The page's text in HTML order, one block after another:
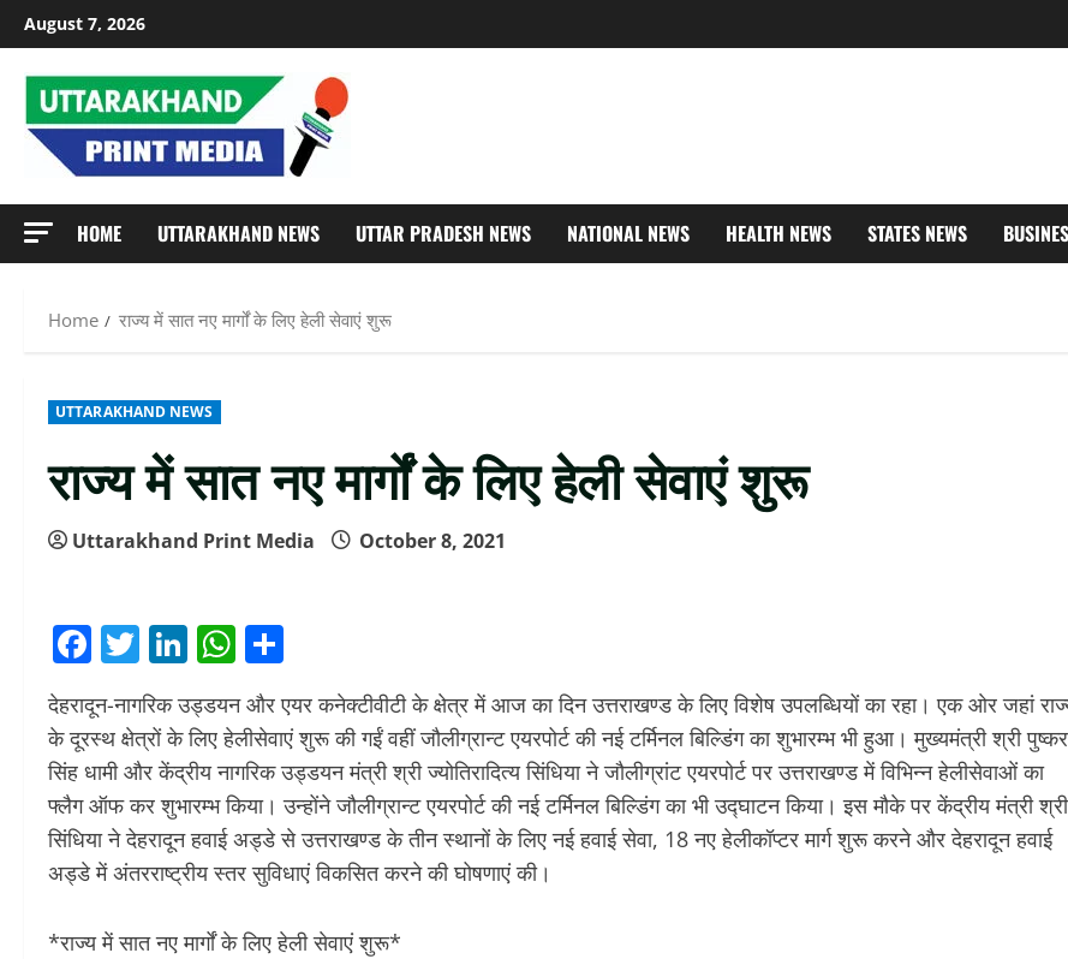
Skip
to
content
August 7, 2026
HOME UTTARAKHAND NEWS UTTAR PRADESH NEWS NATIONAL NEWS HEALTH NEWS STATES NEWS
Home राज्य में सात नए मार्गों के लिए हेली सेवाएं शुरू
UTTARAKHAND NEWS
राज्य में सात नए मार्गों के लिए हेली सेवाएं शुरू
Uttarakhand Print Media October 8, 2021
Facebook
Twitter
LinkedIn
WhatsApp
देहरादून-नागरिक उड्डयन और एयर कनेक्टीवीटी के क्षेत्र में आज का दिन उत्तराखण्ड के लिए विशेष उपलब्धियों का रहा। एक ओर जहां
के दूरस्थ क्षेत्रों के लिए हेलीसेवाएं शुरू की गईं वहीं जौलीग्रान्ट एयरपोर्ट की नई टर्मिनल बिल्डिंग का शुभारम्भ भी हुआ। मुख्यमंत्री श्री पुष्कर
सिंह धामी और केंद्रीय नागरिक उड्डयन मंत्री श्री ज्योतिरादित्य सिंधिया ने जौलीग्रांट एयरपोर्ट पर उत्तराखण्ड में विभिन्न हेलीसेवाओं का
फ्लैग ऑफ कर शुभारम्भ किया। उन्होंने जौलीग्रान्ट एयरपोर्ट की नई टर्मिनल बिल्डिंग का भी उद्घाटन किया। इस मौके पर केंद्रीय मंत्री श्री
सिंधिया ने देहरादून हवाई अड्डे से उत्तराखण्ड के तीन स्थानों के लिए नई हवाई सेवा, 18 नए हेलीकॉप्टर मार्ग शुरू करने और देहरादून हवाई
अड्डे में अंतरराष्ट्रीय स्तर सुविधाएं विकसित करने की घोषणाएं की।
*राज्य में सात नए मार्गों के लिए हेली सेवाएं शुरू*